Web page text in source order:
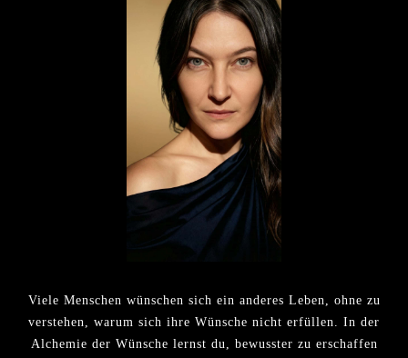
Viele Menschen wünschen sich ein anderes Leben, ohne zu
verstehen, warum sich ihre Wünsche nicht erfüllen. In der
Alchemie der Wünsche lernst du, bewusster zu erschaffen